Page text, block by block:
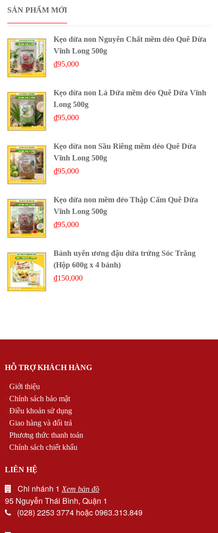
SẢN PHẨM MỚI
Kẹo dừa non Nguyên Chất mềm dẻo Quê Dừa
Vĩnh Long 500g
₫95,000
Kẹo dừa non Lá Dứa mềm dẻo Quê Dừa Vĩnh
Long 500g
₫95,000
Kẹo dừa non Sầu Riêng mềm dẻo Quê Dừa
Vĩnh Long 500g
₫95,000
Kẹo dừa non mềm dẻo Thập Cẩm Quê Dừa
Vĩnh Long 500g
₫95,000
Bánh uyên ương đậu dứa trứng Sóc Trăng
(Hộp 600g x 4 bánh)
₫150,000
HỖ TRỢ KHÁCH HÀNG
Giới thiệu
Chính sách bảo mật
Điều khoản sử dụng
Giao hàng và đổi trả
Phương thức thanh toán
Chính sách chiết khấu
LIÊN HỆ
Chi nhánh 1Xem bản đồ
95 Nguyễn Thái Bình, Quận 1
(028) 2253 3774 hoặc 0963.313.849